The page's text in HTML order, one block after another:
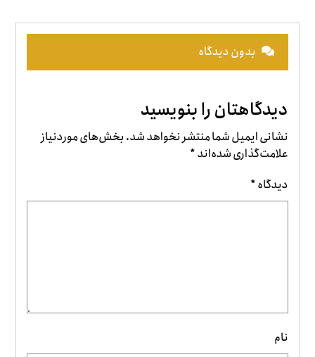
بدون دیدگاه
دیدگاهتان را بنویسید
نشانی ایمیل شما منتشر نخواهد شد.بخش‌های موردنیاز
علامت‌گذاری شده‌اند*
دیدگاه*
نام